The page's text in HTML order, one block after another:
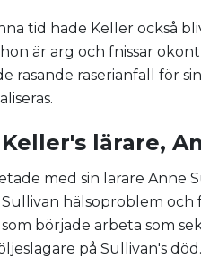
tid hade Keller också
är arg och fnissar
rasande raserianfall för
lärare,
med sin lärare Anne
hälsoproblem och
började arbeta som
på Sullivan's död.